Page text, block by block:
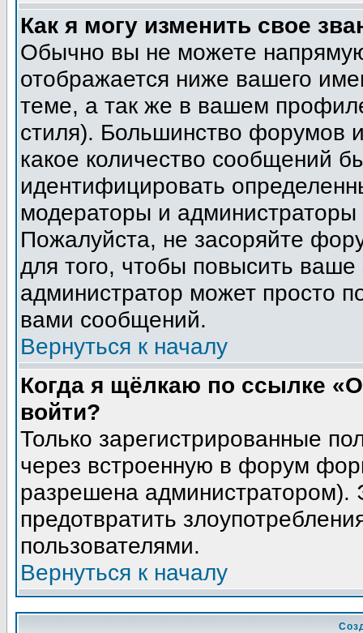
Как я могу изменить свое
Обычно вы не можете
отображается ниже вашего
теме, а так же в вашем
стиля). Большинство форумов
какое количество сообщений
идентифицировать
модераторы и
Пожалуйста, не засоряйте
для того, чтобы повысить
администратор может просто
вами сообщений.
Вернуться к началу
Когда я щёлкаю по ссылке
войти?
Только зарегистрированные
через встроенную в форум
разрешена администратором).
предотвратить
пользователями.
Вернуться к началу